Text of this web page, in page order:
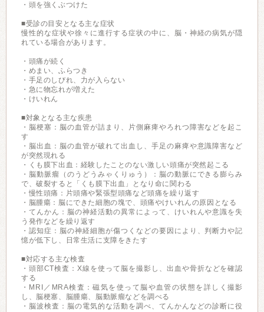
・頭を強くぶつけた
■受診の目安となる主な症状
慢性的な症状や徐々に進行する症状の中に、脳・神経の病気が隠
れている場合があります。
・頭痛が続く
・めまい、ふらつき
・手足のしびれ、力が入らない
・急に物忘れが増えた
・けいれん
■対象となる主な疾患
・脳梗塞：脳の血管が詰まり、片側麻痺やろれつ障害などを起こ
す
・脳出血：脳の血管が破れて出血し、手足の麻痺や意識障害など
が突然現れる
・くも膜下出血：経験したことのない激しい頭痛が突然起こる
・脳動脈瘤（のうどうみゃくりゅう）：脳の動脈にできる膨らみ
で、破裂すると「くも膜下出血」となり命に関わる
・慢性頭痛：片頭痛や緊張型頭痛など頭痛を繰り返す
・脳腫瘍：脳にできた細胞の塊で、頭痛やけいれんの原因となる
・てんかん：脳の神経活動の異常によって、けいれんや意識を失
う発作などを繰り返す
・認知症：脳の神経細胞が傷つくなどの要因により、判断力や記
憶が低下し、日常生活に支障をきたす
■対応する主な検査
・頭部CT検査：X線を使って脳を撮影し、出血や骨折などを確認
する
・MRI／MRA検査：磁気を使って脳や血管の状態を詳しく撮影
し、脳梗塞、脳腫瘍、脳動脈瘤などを調べる
・脳波検査：脳の電気的な活動を調べ、てんかんなどの診断に役